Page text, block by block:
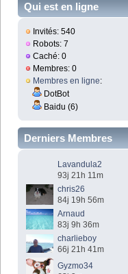
Qui est en ligne
Invités: 540
Robots: 7
Caché: 0
Membres: 0
Membres en ligne:
DotBot
Baidu (6)
Derniers Membres
Lavandula2
93j 21h 11m
chris26
84j 19h 56m
Arnaud
83j 9h 36m
charlieboy
66j 21h 41m
Gyzmo34